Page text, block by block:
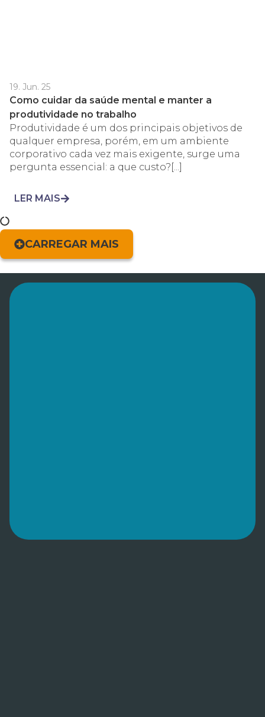
19. Jun. 25
Como cuidar da saúde mental e manter a
produtividade no trabalho
Produtividade é um dos principais objetivos de
qualquer empresa, porém, em um ambiente
corporativo cada vez mais exigente, surge uma
pergunta essencial: a que custo?[...]
LER MAIS
CARREGAR MAIS